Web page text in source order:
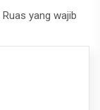
Ruas yang wajib